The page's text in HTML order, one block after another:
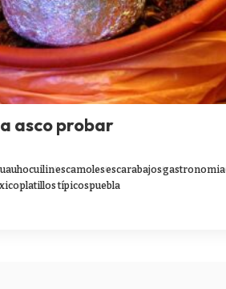
asco probar
escamolesescarabajosgastronomia
platillos típicospuebla